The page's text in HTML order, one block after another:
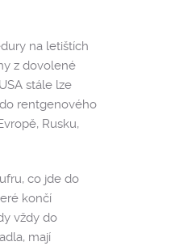
na letištích
z dovolené
stále lze
rentgenového
Rusku,
co jde do
končí
vždy do
mají